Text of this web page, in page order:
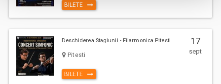
BILETE
Deschiderea Stagiunii - Filarmonica Pitesti
Pitesti
BILETE
17
sept